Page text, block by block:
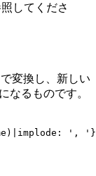
してくださ
変換し、新しい
なるものです。